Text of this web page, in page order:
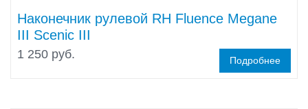
Наконечник рулевой RH Fluence Megane
III Scenic III
1 250 руб. Подробнее